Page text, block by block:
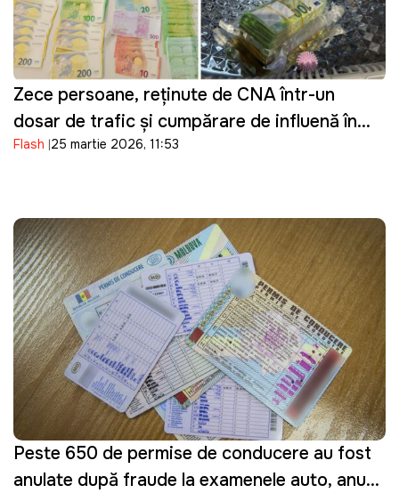
Zece persoane, reținute de CNA într-un
dosar de trafic și cumpărare de influență în
domeniul transportului
Flash 25 martie 2026, 11:53
Peste 650 de permise de conducere au fost
anulate după fraude la examenele auto, anunţă